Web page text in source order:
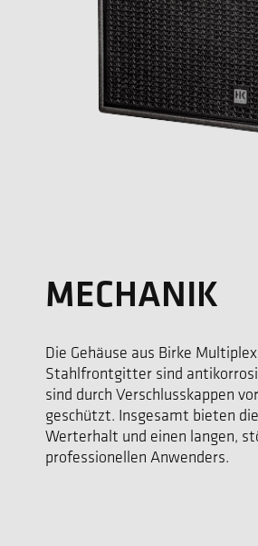
MECHANIK
Die Gehäuse aus Birke
Stahlfrontgitter sind
sind durch Verschlusskappen
geschützt. Insgesamt bieten
Werterhalt und einen langen,
professionellen Anwenders.